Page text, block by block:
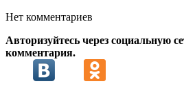
Нет комментариев
Авторизуйтесь через социальную
комментария.